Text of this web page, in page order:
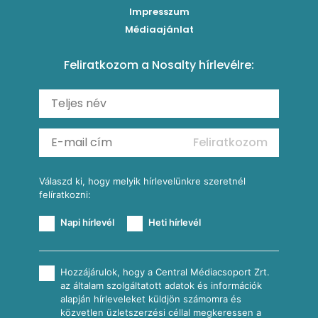
Carbonara
Shakshuka
Ratatouille
Mexikói húsleves kukorica salsával
Almás-kéksajtos kukoricasaláta
Köretek
Reggeli receptek
Impresszum
Médiaajánlat
Feliratkozom a Nosalty hírlevélre:
Feliratkozom
Válaszd ki, hogy melyik hírlevelünkre szeretnél
felíratkozni:
Napi hírlevél Heti hírlevél
Hozzájárulok, hogy a Central Médiacsoport Zrt.
az általam szolgáltatott adatok és információk
alapján hírleveleket küldjön számomra és
közvetlen üzletszerzési céllal megkeressen a